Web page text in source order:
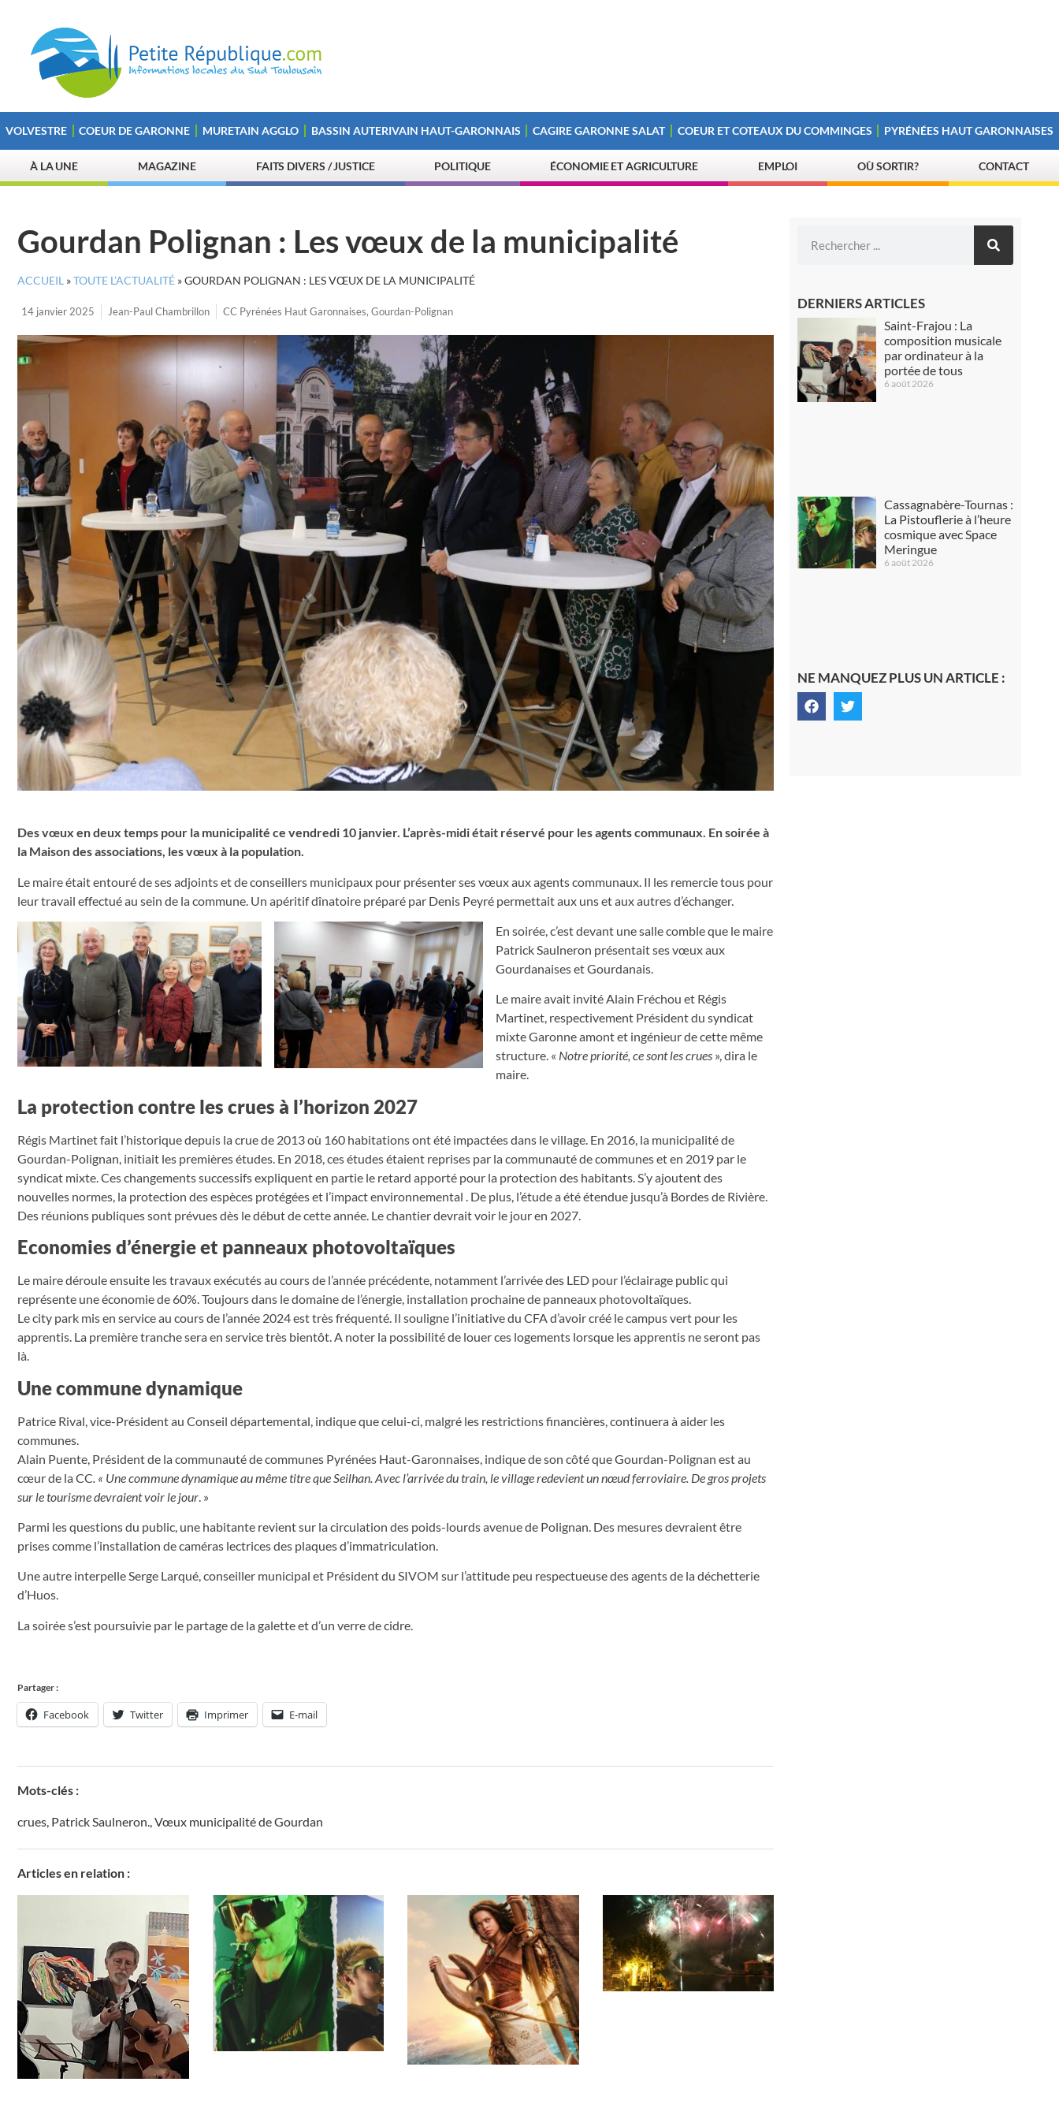
VOLVESTRE COEUR DE GARONNE MURETAIN AGGLO BASSIN AUTERIVAIN HAUT-GARONNAIS CAGIRE GARONNE SALAT COEUR ET COTEAUX DU COMMINGES PYRÉNÉES HAUT GARONNAISES
À LA UNE MAGAZINE FAITS DIVERS / JUSTICE POLITIQUE ÉCONOMIE ET AGRICULTURE EMPLOI OÙ SORTIR? CONTACT
Gourdan Polignan : Les vœux de la municipalité
ACCUEIL »TOUTE L’ACTUALITÉ »GOURDAN POLIGNAN : LES VŒUX DE LA MUNICIPALITÉ
14 janvier 2025 Jean-Paul Chambrillon CC Pyrénées Haut Garonnaises, Gourdan-Polignan
Des vœux en deux temps pour la municipalité ce vendredi 10 janvier. L’après-midi était réservé pour les agents communaux. En soirée à
la Maison des associations, les vœux à la population.
Le maire était entouré de ses adjoints et de conseillers municipaux pour présenter ses vœux aux agents communaux. Il les remercie tous pour
leur travail effectué au sein de la commune. Un apéritif dînatoire préparé par Denis Peyré permettait aux uns et aux autres d’échanger.
En soirée, c’est devant une salle comble que le maire
Patrick Saulneron présentait ses vœux aux
Gourdanaises et Gourdanais.
Le maire avait invité Alain Fréchou et Régis
Martinet, respectivement Président du syndicat
mixte Garonne amont et ingénieur de cette même
structure. « Notre priorité, ce sont les crues », dira le
maire.
La protection contre les crues à l’horizon 2027
Régis Martinet fait l’historique depuis la crue de 2013 où 160 habitations ont été impactées dans le village. En 2016, la municipalité de
Gourdan-Polignan, initiait les premières études. En 2018, ces études étaient reprises par la communauté de communes et en 2019 par le
syndicat mixte. Ces changements successifs expliquent en partie le retard apporté pour la protection des habitants. S’y ajoutent des
nouvelles normes, la protection des espèces protégées et l’impact environnemental . De plus, l’étude a été étendue jusqu’à Bordes de Rivière.
Des réunions publiques sont prévues dès le début de cette année. Le chantier devrait voir le jour en 2027.
Economies d’énergie et panneaux photovoltaïques
Le maire déroule ensuite les travaux exécutés au cours de l’année précédente, notamment l’arrivée des LED pour l’éclairage public qui
représente une économie de 60%. Toujours dans le domaine de l’énergie, installation prochaine de panneaux photovoltaïques.
Le city park mis en service au cours de l’année 2024 est très fréquenté. Il souligne l’initiative du CFA d’avoir créé le campus vert pour les
apprentis. La première tranche sera en service très bientôt. A noter la possibilité de louer ces logements lorsque les apprentis ne seront pas
là.
Une commune dynamique
Patrice Rival, vice-Président au Conseil départemental, indique que celui-ci, malgré les restrictions financières, continuera à aider les
communes.
Alain Puente, Président de la communauté de communes Pyrénées Haut-Garonnaises, indique de son côté que Gourdan-Polignan est au
cœur de la CC . « Une commune dynamique au même titre que Seilhan. Avec l’arrivée du train, le village redevient un nœud ferroviaire. De gros projets
sur le tourisme devraient voir le jour . »
Parmi les questions du public, une habitante revient sur la circulation des poids-lourds avenue de Polignan. Des mesures devraient être
prises comme l’installation de caméras lectrices des plaques d’immatriculation.
Une autre interpelle Serge Larqué, conseiller municipal et Président du SIVOM sur l’attitude peu respectueuse des agents de la déchetterie
d’Huos.
La soirée s’est poursuivie par le partage de la galette et d’un verre de cidre.
Partager :
Facebook Twitter Imprimer E-mail
Mots-clés :
crues Patrick Saulneron. Vœux municipalité de Gourdan
Articles en relation :
DERNIERS ARTICLES
Saint-Frajou : La
composition musicale
par ordinateur à la
portée de tous
6 août 2026
Cassagnabère-Tournas :
La Pistouflerie à l’heure
cosmique avec Space
Meringue
6 août 2026
NE MANQUEZ PLUS UN ARTICLE :